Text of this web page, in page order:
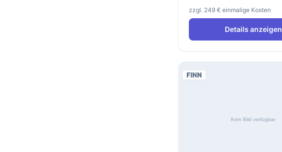
zzgl. 249 € einmalige Kosten
Details anzeigen